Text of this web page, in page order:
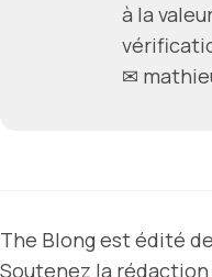
à la
✉
The Blong est édité
Soutenez la